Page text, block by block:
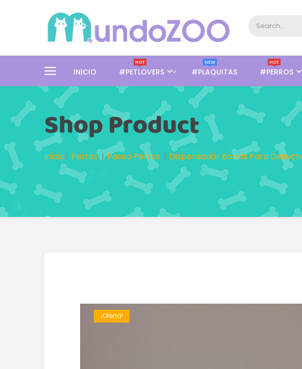
INICIO #PETLOVERS
HOT
#PLAQUITAS
NEW
#PERROS
HOT
Shop Product
Inicio Perros Paseo Perros Dispensador Bolsas Para
¡Oferta!